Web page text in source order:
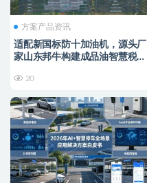
方案产品资讯
适配新国标防十加油机，源头厂
家山东邦牛构建成品油智慧税控
20